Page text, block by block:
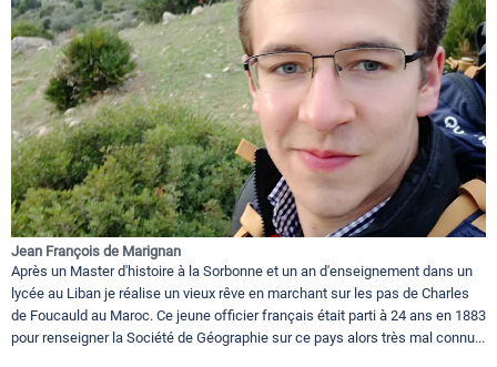
Jean François de Marignan
Après un Master d'histoire à la Sorbonne et un an d'enseignement dans un
lycée au Liban je réalise un vieux rêve en marchant sur les pas de Charles
de Foucauld au Maroc. Ce jeune officier français était parti à 24 ans en 1883
pour renseigner la Société de Géographie sur ce pays alors très mal connu...